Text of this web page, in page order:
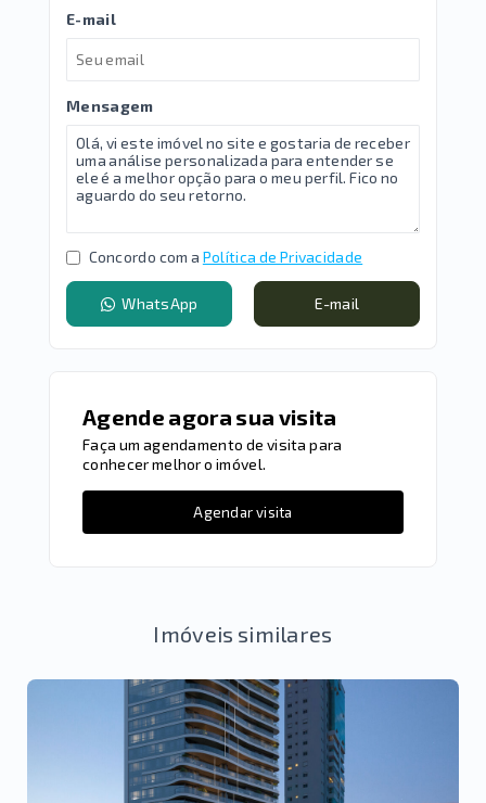
E-mail
Mensagem
Concordo com a Política de Privacidade
WhatsApp E-mail
Agende agora sua visita
Faça um agendamento de visita para
conhecer melhor o imóvel.
Agendar visita
Imóveis similares